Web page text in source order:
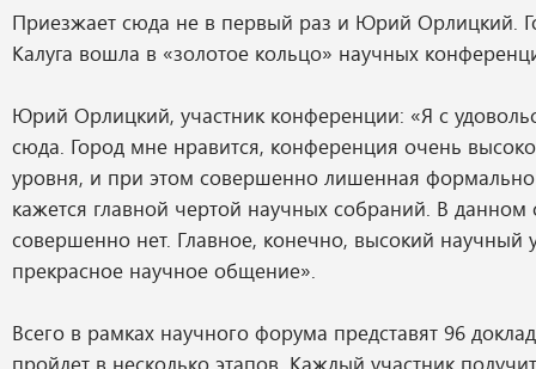
Приезжает сюда не в первый раз и Юрий Орлицкий.
Калуга вошла в «золотое кольцо» научных
Юрий Орлицкий, участник конференции: «Я с
сюда. Город мне нравится, конференция очень
уровня, и при этом совершенно лишенная
кажется главной чертой научных собраний. В данном
совершенно нет. Главное, конечно, высокий научный
прекрасное научное общение».
Всего в рамках научного форума представят 96
пройдет в несколько этапов. Каждый участник